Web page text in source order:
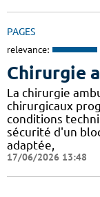
PAGES
relevance:
Chirurgie
La chirurgie
chirurgicaux
conditions
sécurité d'un
adaptée,
17/06/2026 13:48